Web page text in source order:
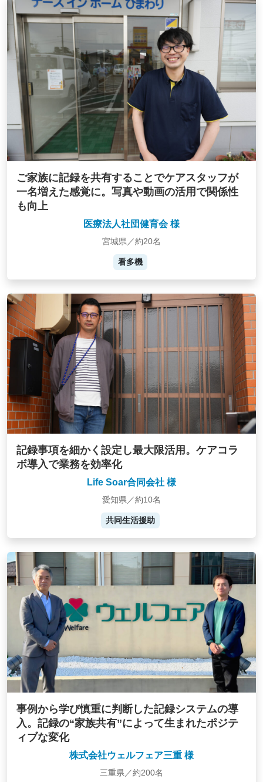
ご家族に記録を共有することでケアスタッフが
一名増えた感覚に。写真や動画の活用で関係性
も向上
医療法人社団健育会 様
宮城県／約20名
看多機
記録事項を細かく設定し最大限活用。ケアコラ
ボ導入で業務を効率化
Life Soar合同会社 様
愛知県／約10名
共同生活援助
事例から学び慎重に判断した記録システムの導
入。記録の“家族共有”によって生まれたポジテ
ィブな変化
株式会社ウェルフェア三重 様
三重県／約200名